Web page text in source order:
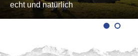
echt und natürlich